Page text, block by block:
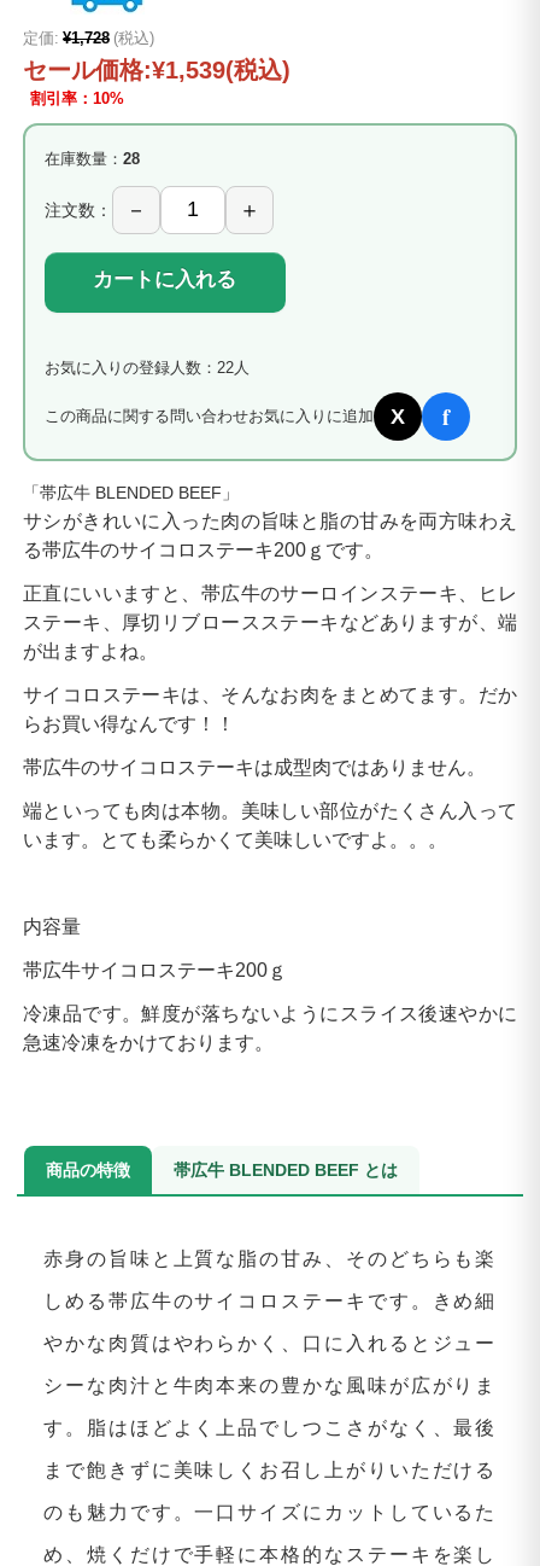
定価: ¥1,728 (税込)
セール価格:¥1,539(税込)
割引率：10%
在庫数量： 28
注文数：
カートに入れる
お気に入りの登録人数：22人
この商品に関する問い合わせお気に入りに追加 X f
「帯広牛 BLENDED BEEF」
サシがきれいに入った肉の旨味と脂の甘みを両方味わえ
る帯広牛のサイコロステーキ200ｇです。
正直にいいますと、帯広牛のサーロインステーキ、ヒレ
ステーキ、厚切リブロースステーキなどありますが、端
が出ますよね。
サイコロステーキは、そんなお肉をまとめてます。だか
らお買い得なんです！！
帯広牛のサイコロステーキは成型肉ではありません。
端といっても肉は本物。美味しい部位がたくさん入って
います。とても柔らかくて美味しいですよ。。。
内容量
帯広牛サイコロステーキ200ｇ
冷凍品です。鮮度が落ちないようにスライス後速やかに
急速冷凍をかけております。
商品の特徴 帯広牛 BLENDED BEEF とは
赤身の旨味と上質な脂の甘み、そのどちらも楽
しめる帯広牛のサイコロステーキです。きめ細
やかな肉質はやわらかく、口に入れるとジュー
シーな肉汁と牛肉本来の豊かな風味が広がりま
す。脂はほどよく上品でしつこさがなく、最後
まで飽きずに美味しくお召し上がりいただける
のも魅力です。一口サイズにカットしているた
め、焼くだけで手軽に本格的なステーキを楽し